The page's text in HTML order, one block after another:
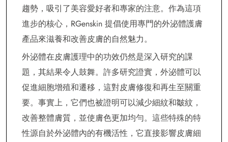
趨勢，吸引了美容愛好者和專家的注意。作為這項
進步的核心，RGenskin 提倡使用專門的外泌體護膚
產品來滋養和改善皮膚的自然魅力。
外泌體在皮膚護理中的功效仍然是深入研究的課
題，其結果令人鼓舞。許多研究證實，外泌體可以
促進細胞增殖和遷移，這對皮膚修復和再生至關重
要。事實上，它們也被證明可以減少細紋和皺紋，
改善整體膚質，並使膚色更加均勻。這些特殊的特
性源自於外泌體內的有機活性，它直接影響皮膚細